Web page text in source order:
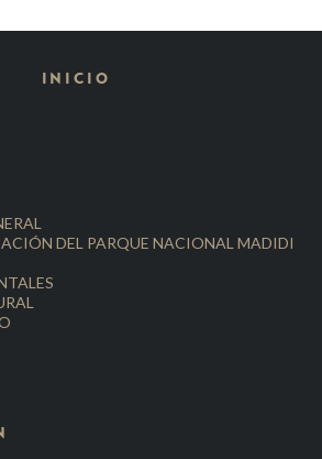
INICIO
DEL PARQUE NACIONAL MADIDI